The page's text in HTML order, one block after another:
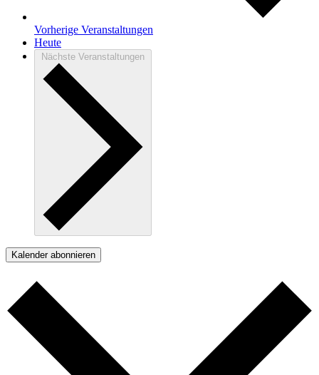
Vorherige Veranstaltungen
Heute
Nächste Veranstaltungen
Kalender abonnieren